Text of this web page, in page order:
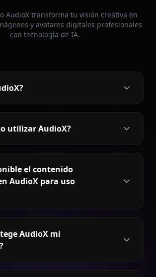
AudioX transforma tu visión creativa en
y avatares digitales profesionales
con tecnología de IA.
utilizar AudioX?
el contenido
AudioX para uso
AudioX mi